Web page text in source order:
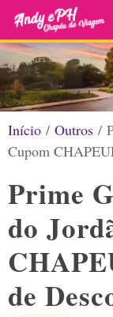
Skip to content
Início / Outros /
Cupom
Prime
do
de